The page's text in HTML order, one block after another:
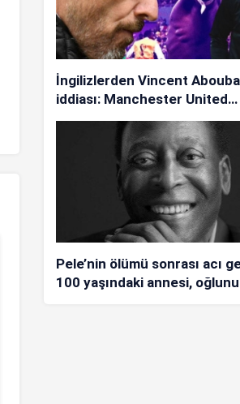
İngilizlerden Vincent
iddiası: Manchester United…
Pele’nin ölümü sonrası acı
100 yaşındaki annesi,